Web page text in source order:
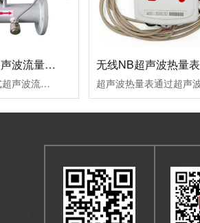
管道一体式超声波流量/冷/热量计
该款管道一体式超声波流量/冷/热量计的测量准确度几乎不受被测流体温度、压力、粘度、密度等参数的影响，又可制成非接触及便携式测量仪表，故可解决其它类型仪表所难以测量的强腐蚀性、非导电性、放射性及易燃易爆介质的流量测量问题。可配以合理的电子线路，实现适应多种管径测量和多种流量范围测量。
无线NB超声波热量表